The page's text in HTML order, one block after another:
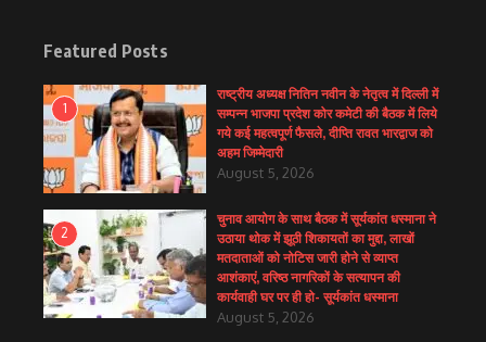
Featured Posts
1
राष्ट्रीय अध्यक्ष नितिन नवीन के नेतृत्व में दिल्ली में
सम्पन्न भाजपा प्रदेश कोर कमेटी की बैठक में लिये
गये कई महत्वपूर्ण फैसले, दीप्ति रावत भारद्वाज को
अहम जिम्मेदारी
August 5, 2026
2
चुनाव आयोग के साथ बैठक में सूर्यकांत धस्माना ने
उठाया थोक में झूठी शिकायतों का मुद्दा, लाखों
मतदाताओं को नोटिस जारी होने से व्याप्त
आशंकाएं, वरिष्ठ नागरिकों के सत्यापन की
कार्यवाही घर पर ही हो- सूर्यकांत धस्माना
August 5, 2026